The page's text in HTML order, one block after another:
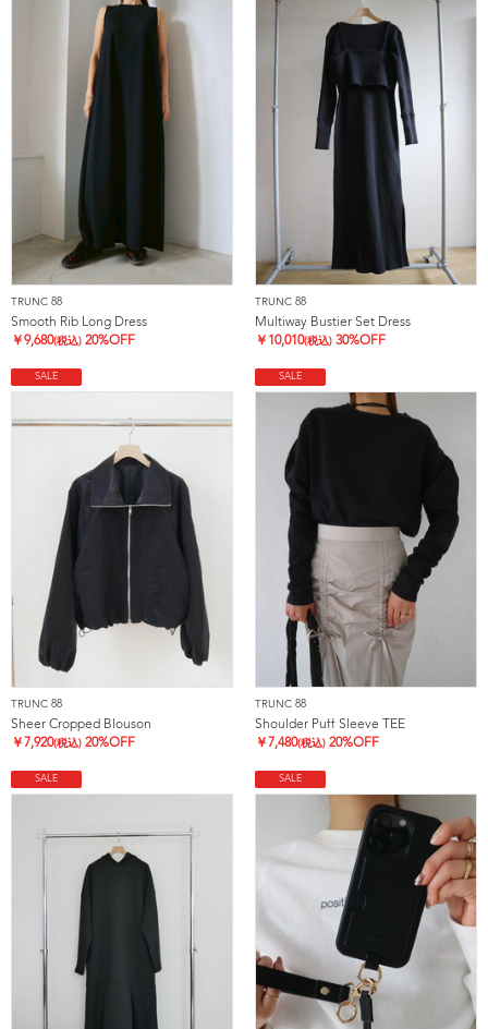
TRUNC 88
Smooth Rib Long Dress
￥9,680(税込) 20%OFF
TRUNC 88
Multiway Bustier Set Dress
￥ 10,010(税込) 30%OFF
SALE
TRUNC 88
Sheer Cropped Blouson
￥ 7,920(税込) 20%OFF
SALE
TRUNC 88
Shoulder Puff Sleeve TEE
￥ 7,480(税込) 20%OFF
SALE SALE